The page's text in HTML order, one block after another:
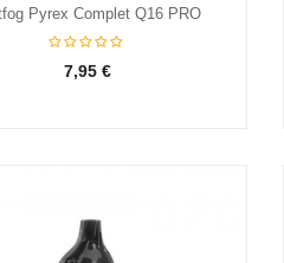
Pyrex Complet Q16 PRO
7,95 €